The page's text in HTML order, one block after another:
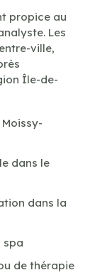
propice au
Les
ville,
Île-de-
dans le
dans la
spa
de thérapie